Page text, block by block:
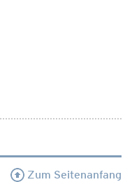
Zum Seitenanfang